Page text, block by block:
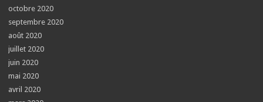
octobre 2020
septembre 2020
août 2020
juillet 2020
juin 2020
mai 2020
avril 2020